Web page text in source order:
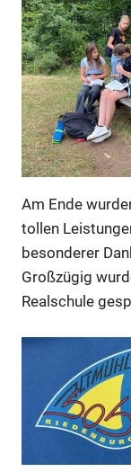
Am Ende
tollen
besonderer
Großzügig
Realschule